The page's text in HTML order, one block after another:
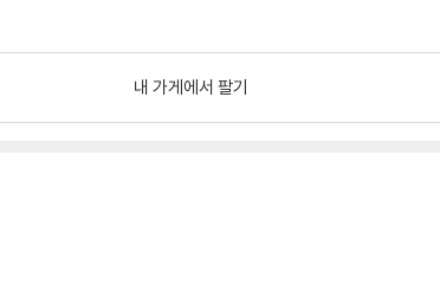
내 가게에서 팔기